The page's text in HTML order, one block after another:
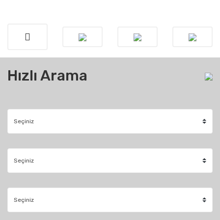
Hızlı Arama